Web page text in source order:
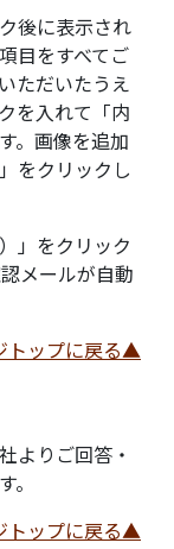
後に表示され
目をすべてご
ただいたうえ
を入れて「内
。画像を追加
をクリックし
」をクリック
メールが自動
トップに戻る▲
よりご回答・
トップに戻る▲